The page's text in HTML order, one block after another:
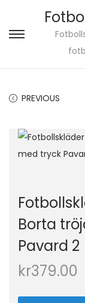
PREVIOUS
Borta
Pavard 2
kr379.00